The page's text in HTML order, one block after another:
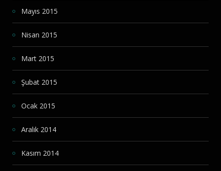
Mayıs 2015
Nisan 2015
Mart 2015
Şubat 2015
Ocak 2015
Aralık 2014
Kasım 2014